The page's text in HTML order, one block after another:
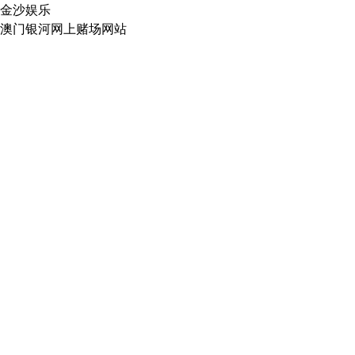
金沙娱乐
澳门银河网上赌场网站